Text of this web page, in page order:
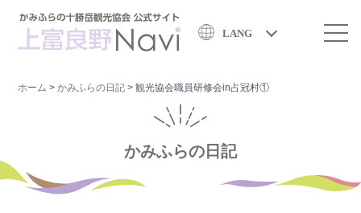
LANG
ホーム >かみふらの日記 >観光協会職員研修会in占冠村①
かみふらの日記